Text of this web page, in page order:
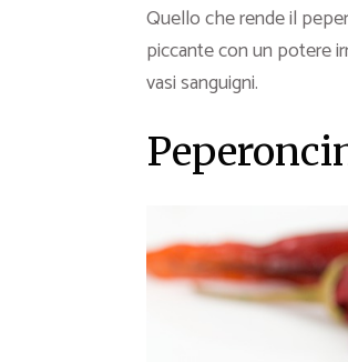
Quello che rende il
piccante con un potere
vasi sanguigni.